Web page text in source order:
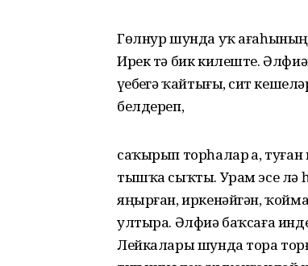
Гөлнур шунда уҡ
Ирек тә бик килеште.
үҙебеҙгә ҡайтығыҙ, сит
белдереп,
саҡырып торһалар ҙа,
тышҡа сыҡты. Урам эсе лә
яңырған, иркенәйгән,
ултыра. Әлфиә баҡсаға
Лейкалары шунда тора